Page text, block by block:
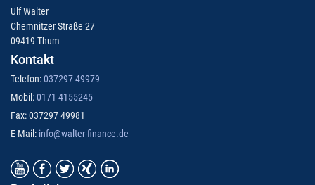
Ulf Walter
Chemnitzer Straße 27
09419 Thum
Kontakt
Telefon:037297 49979
Mobil:0171 4155245
Fax: 037297 49981
E-Mail: info@walter-finance.de